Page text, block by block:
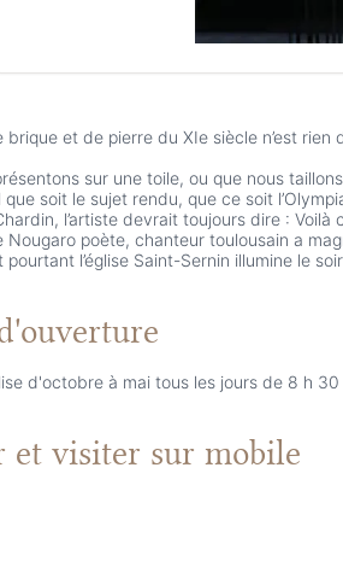
et de pierre du XIe siècle n’est rien
sur une toile, ou que nous
soit le sujet rendu, que ce soit
l’artiste devrait toujours dire : Voilà
Nougaro poète, chanteur toulousain a
pourtant l’église Saint-Sernin illumine le
d'octobre à mai tous les jours de 8 h
et visiter sur mobile